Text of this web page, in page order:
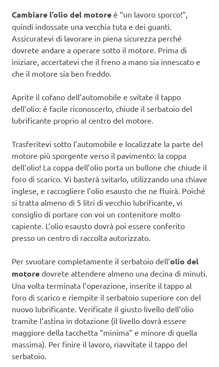
Cambiare l’olio del motore è “un lavoro sporco!”,
quindi indossate una vecchia tuta e dei guanti.
Assicuratevi di lavorare in piena sicurezza perché
dovrete andare a operare sotto il motore. Prima di
iniziare, accertatevi che il freno a mano sia innescato e
che il motore sia ben freddo.
Aprite il cofano dell’automobile e svitate il tappo
dell’olio: è facile riconoscerlo, chiude il serbatoio del
lubrificante proprio al centro del motore.
Trasferitevi sotto l’automobile e localizzate la parte del
motore più sporgente verso il pavimento: la coppa
dell’olio! La coppa dell’olio porta un bullone che chiude il
foro di scarico. Vi basterà svitarlo, utilizzando una chiave
inglese, e raccogliere l’olio esausto che ne fluirà. Poiché
si tratta almeno di 5 litri di vecchio lubrificante, vi
consiglio di portare con voi un contenitore molto
capiente. L’olio esausto dovrà poi essere conferito
presso un centro di raccolta autorizzato.
Per svuotare completamente il serbatoio dell’olio del
motore dovrete attendere almeno una decina di minuti.
Una volta terminata l’operazione, inserite il tappo al
foro di scarico e riempite il serbatoio superiore con del
nuovo lubrificante. Verificate il giusto livello dell’olio
tramite l’astina in dotazione (il livello dovrà essere
maggiore della tacchetta “minima” e minore di quella
massima). Per finire il lavoro, riavvitate il tappo del
serbatoio.